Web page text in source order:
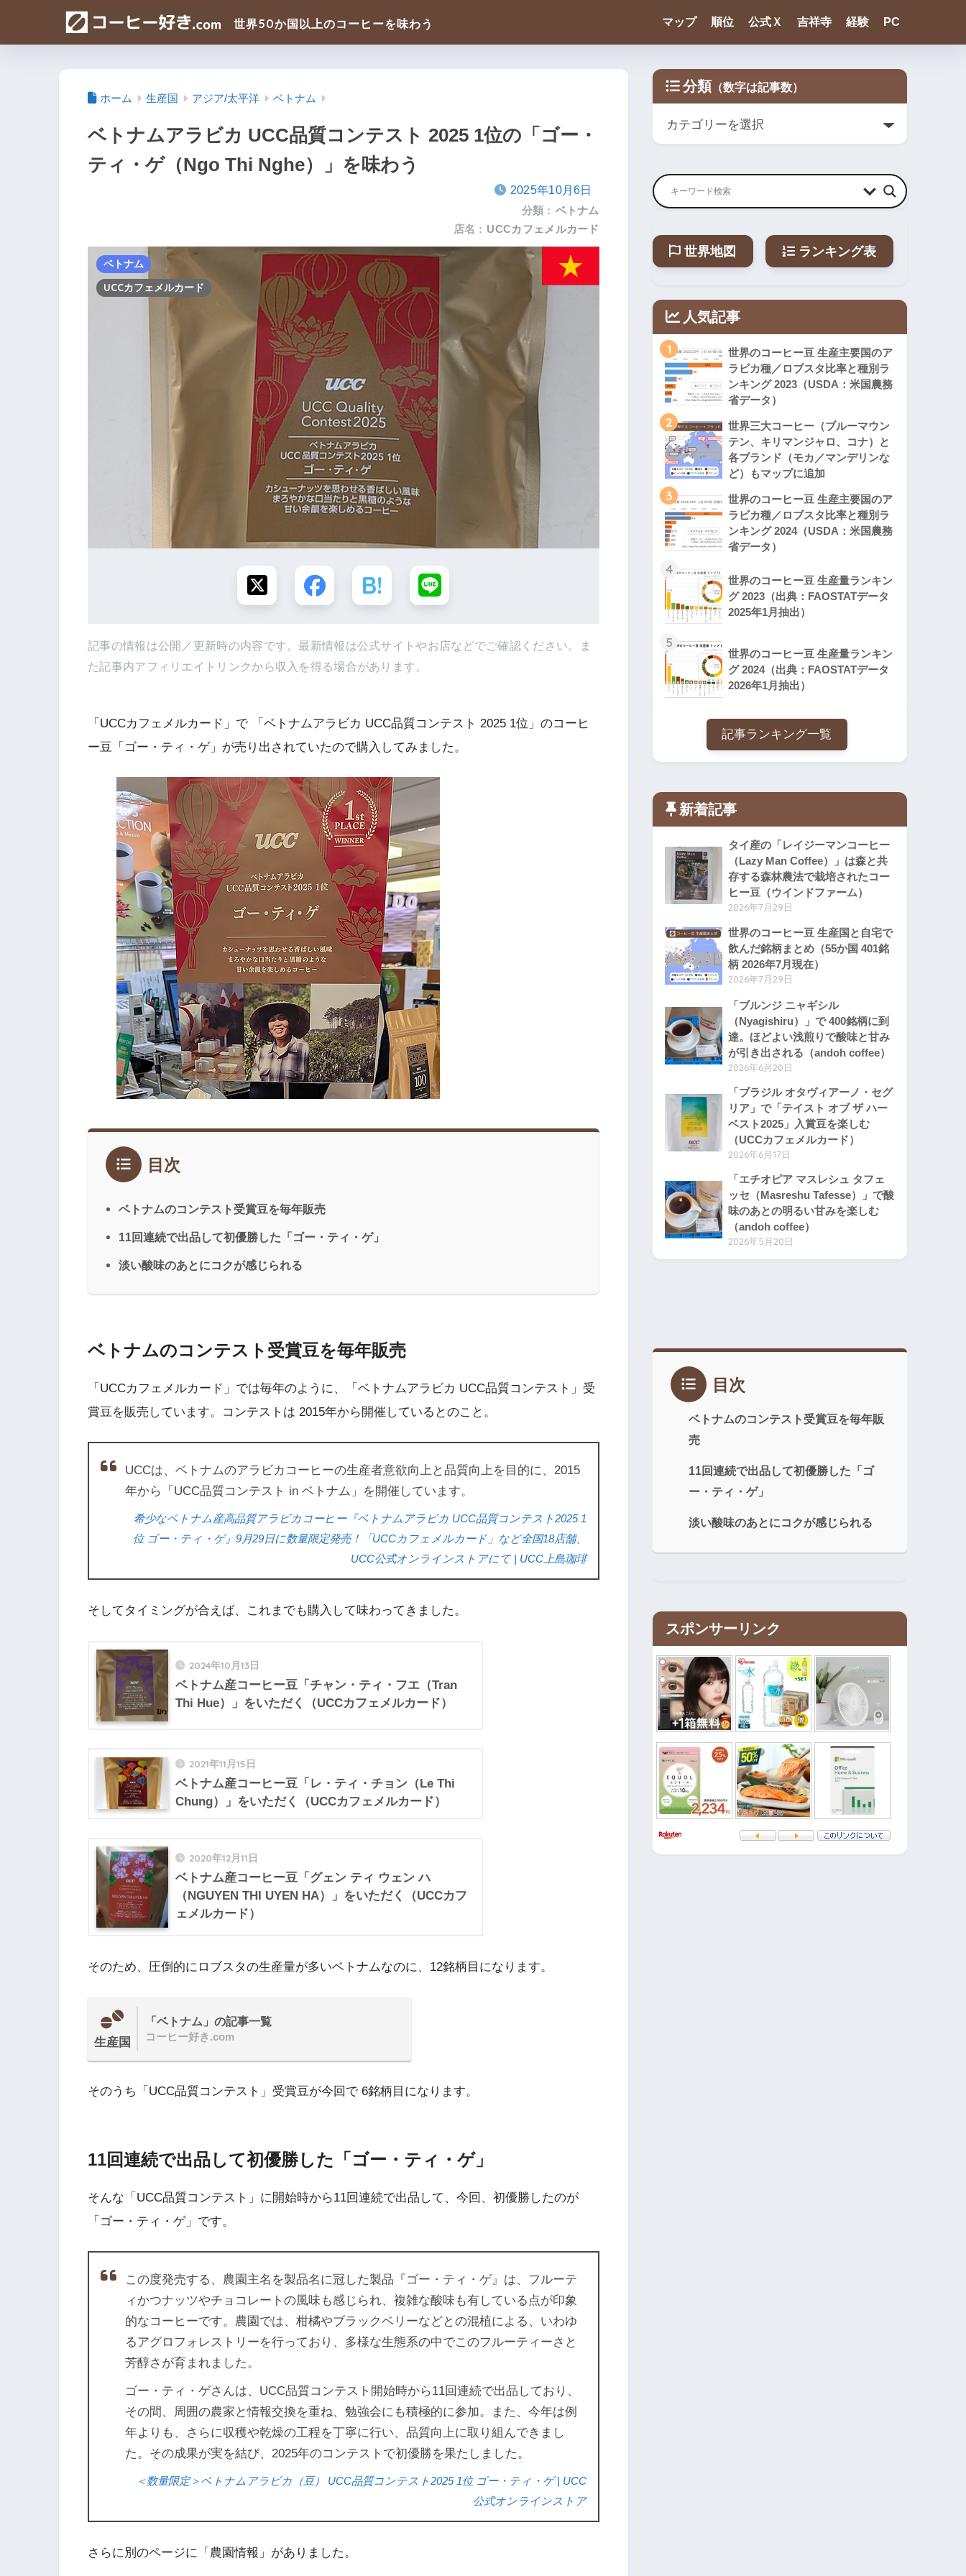
マップ 順位 公式Ｘ 吉祥寺 経験 PC
ホーム 生産国 アジア/太平洋 ベトナム
ベトナムアラビカ UCC品質コンテスト 2025 1位の「ゴー・
ティ・ゲ（Ngo Thi Nghe）」を味わう
2025年10月6日
分類 : ベトナム
店名 : UCCカフェメルカード
ベトナム
UCCカフェメルカード
記事の情報は公開／更新時の内容です。最新情報は公式サイトやお店などでご確認ください。ま
た記事内アフィリエイトリンクから収入を得る場合があります。
「UCCカフェメルカード」で 「ベトナムアラビカ UCC品質コンテスト 2025 1位」のコーヒ
ー豆「ゴー・ティ・ゲ」が売り出されていたので購入してみました。
目次
ベトナムのコンテスト受賞豆を毎年販売
11回連続で出品して初優勝した「ゴー・ティ・ゲ」
淡い酸味のあとにコクが感じられる
ベトナムのコンテスト受賞豆を毎年販売
「UCCカフェメルカード」では毎年のように、「ベトナムアラビカ UCC品質コンテスト」受
賞豆を販売しています。コンテストは 2015年から開催しているとのこと。
UCCは、ベトナムのアラビカコーヒーの生産者意欲向上と品質向上を目的に、2015
年から「UCC品質コンテスト in ベトナム」を開催しています。
希少なベトナム産高品質アラビカコーヒー『ベトナムアラビカ UCC品質コンテスト2025 1
位 ゴー・ティ・ゲ』9月29日に数量限定発売！「UCCカフェメルカード」など全国18店舗、
UCC公式オンラインストアにて | UCC上島珈琲
そしてタイミングが合えば、これまでも購入して味わってきました。
2024年10月13日
ベトナム産コーヒー豆「チャン・ティ・フエ（Tran
Thi Hue）」をいただく（UCCカフェメルカード）
2021年11月15日
ベトナム産コーヒー豆「レ・ティ・チョン（Le Thi
Chung）」をいただく（UCCカフェメルカード）
2020年12月11日
ベトナム産コーヒー豆「グェン ティ ウェン ハ
（NGUYEN THI UYEN HA）」をいただく（UCCカフ
ェメルカード）
そのため、圧倒的にロブスタの生産量が多いベトナムなのに、12銘柄目になります。
生産国
「ベトナム」の記事一覧
コーヒー好き.com
そのうち「UCC品質コンテスト」受賞豆が今回で 6銘柄目になります。
11回連続で出品して初優勝した「ゴー・ティ・ゲ」
そんな「UCC品質コンテスト」に開始時から11回連続で出品して、今回、初優勝したのが
「ゴー・ティ・ゲ」です。
この度発売する、農園主名を製品名に冠した製品『ゴー・ティ・ゲ』は、フルーテ
ィかつナッツやチョコレートの風味も感じられ、複雑な酸味も有している点が印象
的なコーヒーです。農園では、柑橘やブラックベリーなどとの混植による、いわゆ
るアグロフォレストリーを行っており、多様な生態系の中でこのフルーティーさと
芳醇さが育まれました。
ゴー・ティ・ゲさんは、UCC品質コンテスト開始時から11回連続で出品しており、
その間、周囲の農家と情報交換を重ね、勉強会にも積極的に参加。また、今年は例
年よりも、さらに収穫や乾燥の工程を丁寧に行い、品質向上に取り組んできまし
た。その成果が実を結び、2025年のコンテストで初優勝を果たしました。
＜数量限定＞ベトナムアラビカ（豆） UCC品質コンテスト2025 1位 ゴー・ティ・ゲ | UCC
公式オンラインストア
さらに別のページに「農園情報」がありました。
分類
世界地図 ランキング表
人気記事
1
世界のコーヒー豆 生産主要国のア
ラビカ種／ロブスタ比率と種別ラ
ンキング 2023（USDA：米国農務
省データ）
2
世界三大コーヒー（ブルーマウン
テン、キリマンジャロ、コナ）と
各ブランド（モカ／マンデリンな
ど）もマップに追加
3
世界のコーヒー豆 生産主要国のア
ラビカ種／ロブスタ比率と種別ラ
ンキング 2024（USDA：米国農務
省データ）
4
世界のコーヒー豆 生産量ランキン
グ 2023（出典：FAOSTATデータ
2025年1月抽出）
5
世界のコーヒー豆 生産量ランキン
グ 2024（出典：FAOSTATデータ
2026年1月抽出）
記事ランキング一覧
新着記事
タイ産の「レイジーマンコーヒー
（Lazy Man Coffee）」は森と共
存する森林農法で栽培されたコー
ヒー豆（ウインドファーム）
2026年7月29日
世界のコーヒー豆 生産国と自宅で
飲んだ銘柄まとめ（55か国 401銘
柄 2026年7月現在）
2026年7月29日
「ブルンジ ニャギシル
（Nyagishiru）」で 400銘柄に到
達。ほどよい浅煎りで酸味と甘み
が引き出される（andoh coffee）
2026年6月20日
「ブラジル オタヴィアーノ・セグ
リア」で「テイスト オブ ザ ハー
ベスト2025」入賞豆を楽しむ
（UCCカフェメルカード）
2026年6月17日
「エチオピア マスレシュ タフェ
ッセ（Masreshu Tafesse）」で酸
味のあとの明るい甘みを楽しむ
（andoh coffee）
2026年5月20日
目次
ベトナムのコンテスト受賞豆を毎年販
売
11回連続で出品して初優勝した「ゴ
ー・ティ・ゲ」
淡い酸味のあとにコクが感じられる
スポンサーリンク